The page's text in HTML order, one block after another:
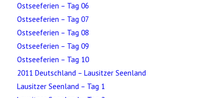
Ostseeferien – Tag 06
Ostseeferien – Tag 07
Ostseeferien – Tag 08
Ostseeferien – Tag 09
Ostseeferien – Tag 10
2011 Deutschland – Lausitzer Seenland
Lausitzer Seenland – Tag 1